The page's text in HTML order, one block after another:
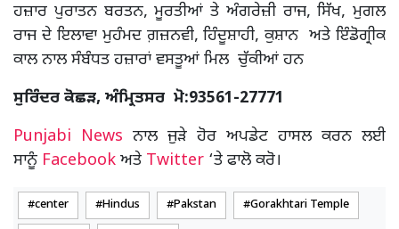
ਹਜ਼ਾਰ ਪੁਰਾਤਨ ਬਰਤਨ, ਮੂਰਤੀਆਂ ਤੇ ਅੰਗਰੇਜ਼ੀ ਰਾਜ, ਸਿੱਖ, ਮੁਗਲ
ਰਾਜ ਦੇ ਇਲਾਵਾ ਮੁਹੰਮਦ ਗ਼ਜ਼ਨਵੀ, ਹਿੰਦੂਸ਼ਾਹੀ, ਕੁਸ਼ਾਨ ਅਤੇ ਇੰਡੋਗ੍ਰੀਕ
ਕਾਲ ਨਾਲ ਸੰਬੰਧਤ ਹਜ਼ਾਰਾਂ ਵਸਤੂਆਂ ਮਿਲ ਚੁੱਕੀਆਂ ਹਨ
ਸੁਰਿੰਦਰ ਕੋਛੜ, ਅੰਮ੍ਰਿਤਸਰ ਮੋ:93561-27771
Punjabi News ਨਾਲ ਜੁੜੇ ਹੋਰ ਅਪਡੇਟ ਹਾਸਲ ਕਰਨ ਲਈ
ਸਾਨੂੰ Facebook ਅਤੇ Twitter ‘ਤੇ ਫਾਲੋ ਕਰੋ।
center Hindus Pakstan Gorakhtari Temple